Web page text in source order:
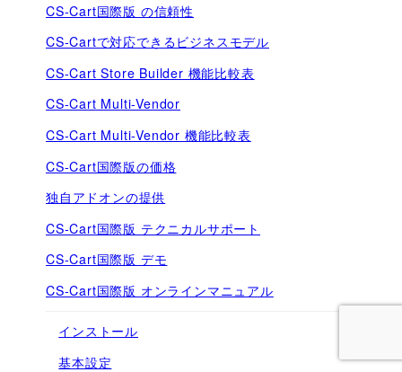
CS-Cart国際版 の信頼性
CS-Cartで対応できるビジネスモデル
CS-Cart Store Builder 機能比較表
CS-Cart Multi-Vendor
CS-Cart Multi-Vendor 機能比較表
CS-Cart国際版の価格
独自アドオンの提供
CS-Cart国際版 テクニカルサポート
CS-Cart国際版 デモ
CS-Cart国際版 オンラインマニュアル
インストール
基本設定